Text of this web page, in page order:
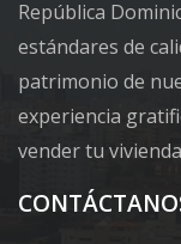
República
estándares de
patrimonio de
experiencia
vender tu